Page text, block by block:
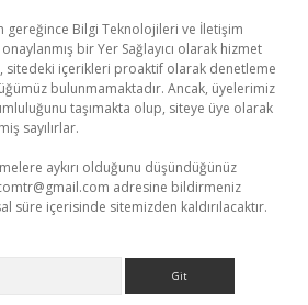
gereğince Bilgi Teknolojileri ve İletişim
bir Yer Sağlayıcı olarak hizmet
sitedeki içerikleri proaktif olarak denetleme
bulunmamaktadır. Ancak, üyelerimiz
taşımakta olup, siteye üye olarak
sayılırlar.
aykırı olduğunu düşündüğünüz
adresine bildirmeniz
süre içerisinde sitemizden kaldırılacaktır.